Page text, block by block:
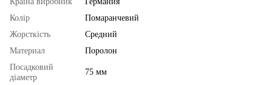
Колір
Помаранчевий
Жорсткість
Средний
Материал
Поролон
Посадковий
діаметр
75 мм